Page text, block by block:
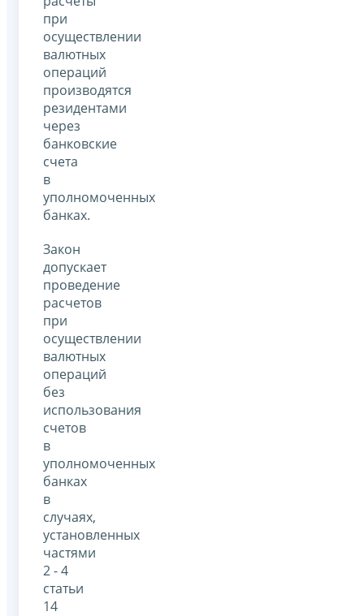
при
осуществлении
валютных
операций
производятся
резидентами
через
банковские
счета
в
уполномоченных
банках.
Закон
допускает
проведение
расчетов
при
осуществлении
валютных
операций
без
использования
счетов
в
уполномоченных
банках
в
случаях,
установленных
частями
2 - 4
статьи
14